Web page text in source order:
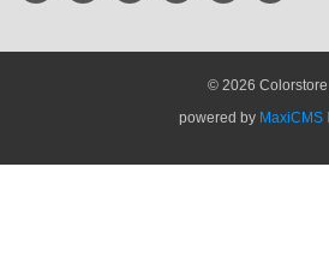
© 2026
powered by MaxiCMS